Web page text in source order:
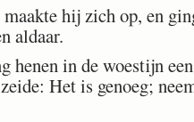
hij zich op, en
aldaar.
in de woestijn
Het is genoeg;